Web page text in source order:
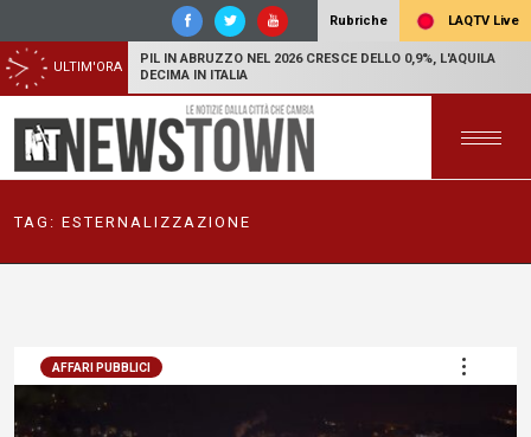
Rubriche LAQTV Live
ULTIM'ORA
PIL IN ABRUZZO NEL 2026 CRESCE DELLO 0,9%, L'AQUILA
DECIMA IN ITALIA
TAG: ESTERNALIZZAZIONE
AFFARI PUBBLICI